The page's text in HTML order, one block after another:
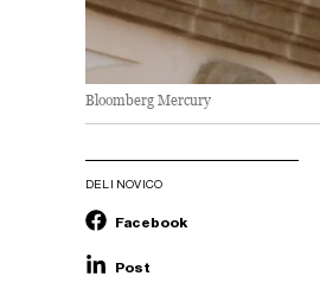
Bloomberg Mercury
DELI NOVICO
Facebook
Post